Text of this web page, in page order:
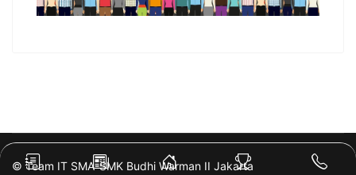
© Team IT SMA-SMK Budhi Warman II Jakarta